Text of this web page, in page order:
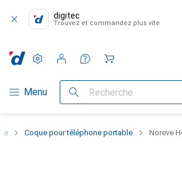
digitec
Trouvez et commandez plus vite
Navigation par catégorie
Menu Recherche
Paramètres
Compte client
Listes de comparaison
Listes d'envies
Panier
Coque pour téléphone portable Noreve